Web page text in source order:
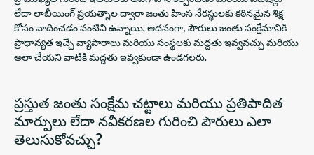
లేదా లాబీయింగ్ ప్రయత్నాల ద్వారా జంతు హింస నేరస్థులకు కఠినమైన శిక్ష
కోసం వాదించడం వంటివి ఉన్నాయి. అదనంగా, పౌరులు జంతు సంక్షేమానికి
ప్రాధాన్యత ఇచ్చే వ్యాపారాలు మరియు సంస్థలకు మద్దతు ఇవ్వవచ్చు మరియు
అలా చేయని వాటికి మద్దతు ఇవ్వకుండా ఉండగలరు.
ప్రస్తుత జంతు సంక్షేమ చట్టాలు మరియు ప్రతిపాదిత
మార్పులు లేదా నవీకరణల గురించి పౌరులు ఎలా
తెలుసుకోవచ్చు?